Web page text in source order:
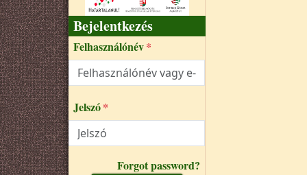
Bejelentkezés
Felhasználónév
Jelszó
Forgot password?